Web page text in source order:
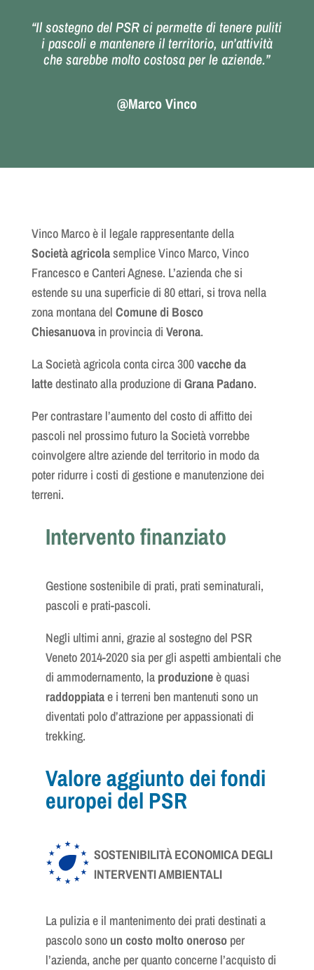
“Il sostegno del PSR ci permette di tenere puliti
i pascoli e mantenere il territorio, un’attività
che sarebbe molto costosa per le aziende.”
@Marco Vinco
Vinco Marco è il legale rappresentante della
Società agricolasemplice Vinco Marco, Vinco
Francesco e Canteri Agnese. L’azienda che si
estende su una superficie di 80 ettari, si trova nella
zona montana del Comune di Bosco
Chiesanuovain provincia di Verona.
La Società agricola conta circa 300vacche da
lattedestinato alla produzione di Grana Padano.
Per contrastare l’aumento del costo di affitto dei
pascoli nel prossimo futuro la Società vorrebbe
coinvolgere altre aziende del territorio in modo da
poter ridurre i costi di gestione e manutenzione dei
terreni.
Intervento finanziato
Gestione sostenibile di prati, prati seminaturali,
pascoli e prati-pascoli.
Negli ultimi anni, grazie al sostegno del PSR
Veneto 2014-2020 sia per gli aspetti ambientali che
di ammodernamento, la produzioneè quasi
raddoppiatae i terreni ben mantenuti sono un
diventati polo d’attrazione per appassionati di
trekking.
Valore aggiunto dei fondi
europei del PSR
SOSTENIBILITÀ ECONOMICA DEGLI
INTERVENTI AMBIENTALI
La pulizia e il mantenimento dei prati destinati a
pascolo sono un costo molto onerosoper
l’azienda, anche per quanto concerne l’acquisto di